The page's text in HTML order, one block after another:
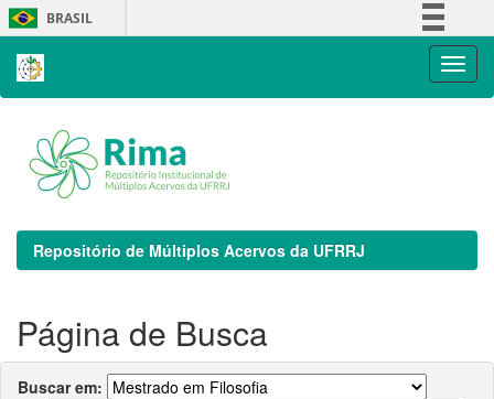
Skip
navigation
BRASIL
Repositório de Múltiplos Acervos da UFRRJ
Página de Busca
Buscar em: